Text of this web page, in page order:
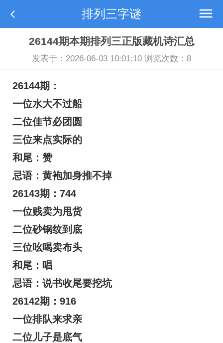
排列三字谜
26144期本期排列三正版藏机诗汇总
发表于：2026-06-03 10:01:10 浏览次数： 8
26144期：
一位水大不过船
二位佳节必团圆
三位来点实际的
和尾：赞
忌语：黄袍加身推不掉
26143期：744
一位贱卖为甩货
二位砂锅纹到底
三位吆喝卖布头
和尾：唱
忌语：说书收尾要挖坑
26142期：916
一位排队来求亲
二位儿子是底气